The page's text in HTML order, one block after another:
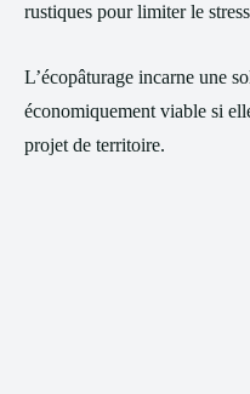
rustiques pour limiter le
L’écopâturage incarne une
économiquement viable si
projet de territoire.